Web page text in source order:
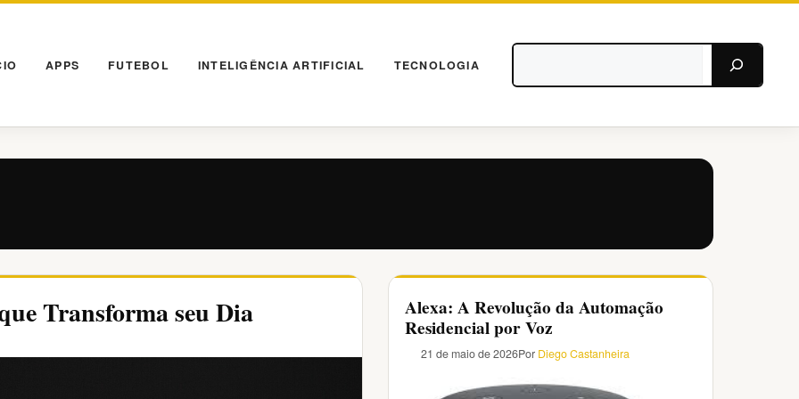
APPS FUTEBOL INTELIGÊNCIA ARTIFICIAL TECNOLOGIA
Transforma seu Dia
Alexa: A Revolução da Automação
Residencial por Voz
21 de maio de 2026Por Diego Castanheira